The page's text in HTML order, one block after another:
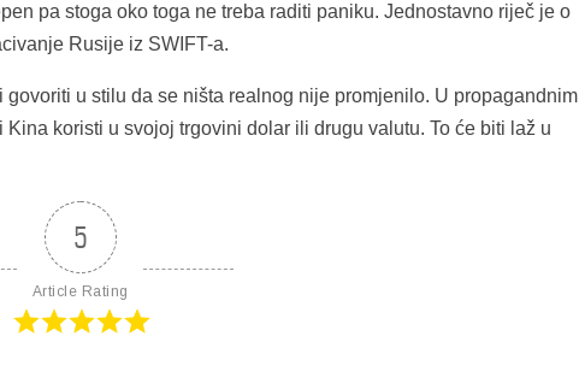
pa stoga oko toga ne treba raditi paniku. Jednostavno riječ je o
Rusije iz SWIFT-a.
u stilu da se ništa realnog nije promjenilo. U propagandnim
koristi u svojoj trgovini dolar ili drugu valutu. To će biti laž u
5
Article Rating